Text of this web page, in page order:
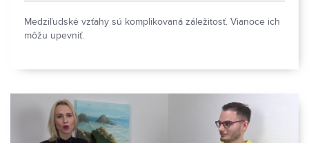
Medziľudské vzťahy sú komplikovaná záležitosť. Vianoce ich
môžu upevniť.